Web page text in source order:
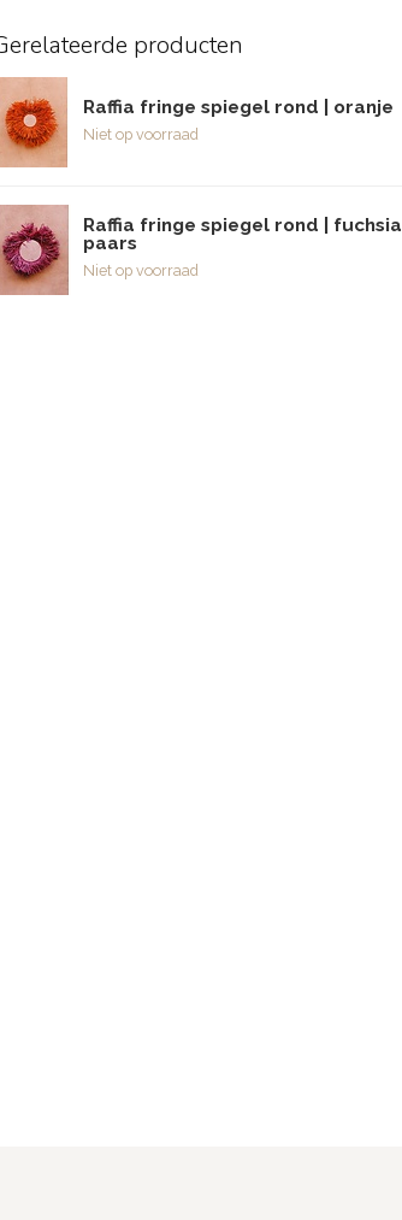
producten
Raffia fringe spiegel rond | oranje
Niet op voorraad
Raffia fringe spiegel rond | fuchsia
paars
Niet op voorraad